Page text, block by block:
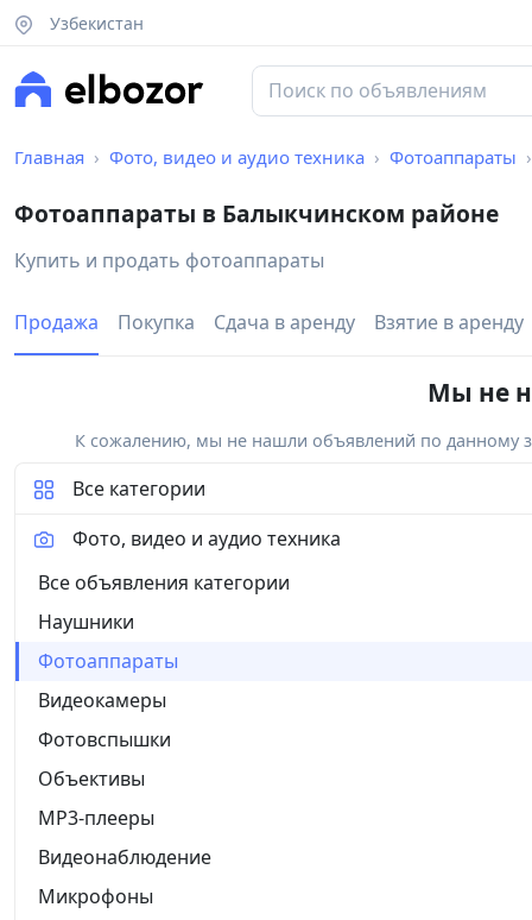
Узбекистан
Главная Фото, видео и аудио техника Фотоаппараты
Фотоаппараты в Балыкчинском районе
Купить и продать фотоаппараты
Продажа Покупка Сдача в аренду Взятие в аренду
Мы не
К сожалению, мы не нашли объявлений по данному
Все категории
Фото, видео и аудио техника
Все объявления категории
Наушники
Фотоаппараты
Видеокамеры
Фотовспышки
Объективы
MP3-плееры
Видеонаблюдение
Микрофоны